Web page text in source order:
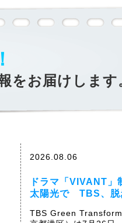
をお届けします
2026.08.06
ドラマ「VIVANT」
太陽光で TBS、脱
TBS Green